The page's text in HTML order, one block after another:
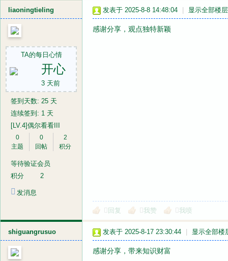
liaoningtieling
TA的每日心情
开心
3 天前
签到天数: 25 天
连续签到: 1 天
[LV.4]偶尔看看III
0
主题
0
回帖
2
积分
等待验证会员
积分
2
发消息
发表于 2025-8-8 14:48:04 显示全部楼层
感谢分享，观点独特新颖
回复 我赞 我喷
shiguangrusuo 发表于 2025-8-17 23:30:44 显示全部楼
感谢分享，带来知识财富